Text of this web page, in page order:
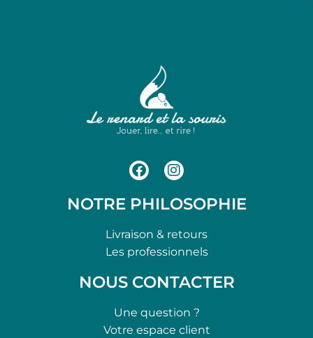
NOTRE PHILOSOPHIE
Livraison & retours
Les professionnels
NOUS CONTACTER
Une question ?
Votre espace client